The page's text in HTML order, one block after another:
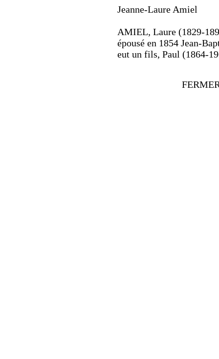
Jeanne-Laure Amiel
AMIEL, Laure (1829-
épousé en 1854 Jean-
eut un fils, Paul (1864-